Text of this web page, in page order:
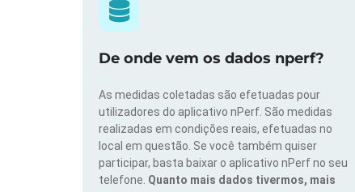
De onde vem os dados nperf?
As medidas coletadas são efetuadas pour
utilizadores do aplicativo nPerf. São medidas
realizadas em condições reais, efetuadas no
local em questão. Se você também quiser
participar, basta baixar o aplicativo nPerf no seu
telefone. Quanto mais dados tivermos, mais